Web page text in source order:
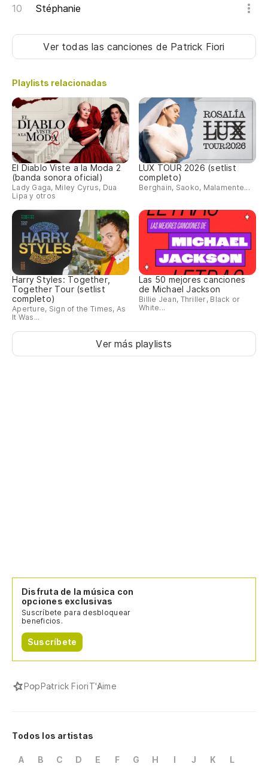
Stéphanie
Ver todas las canciones de Patrick Fiori
Playlists relacionadas
El Diablo Viste a la Moda 2
(banda sonora oficial)
Lady Gaga, Miley Cyrus, Dua
Lipa y otros
LUX TOUR 2026 (setlist
completo)
Berghain, Saoko, Malamente...
Harry Styles: Together,
Together Tour (setlist
completo)
Aperture, Sign of the Times, As
It Was...
Las 50 mejores canciones
de Michael Jackson
Billie Jean, Thriller, Black or
White...
Ver más playlists
Disfruta de la música con
opciones exclusivas
Suscríbete para desbloquear
beneficios.
Suscríbete
PopPatrick FioriT'Aime
Todos los artistas
A B C D E F G H I J K
L